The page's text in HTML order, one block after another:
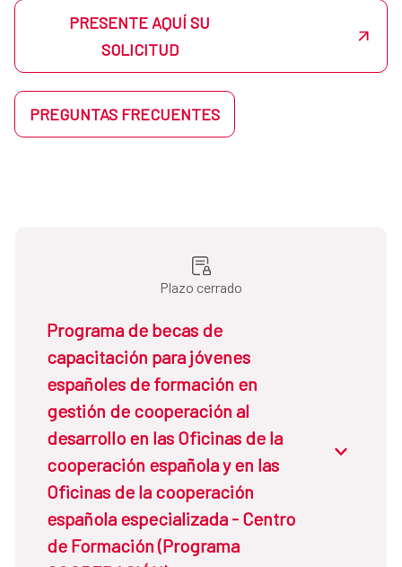
Dotación
con lo establecido en apartado 6.2.2
de la Convocatoria.
LaConvocatoria
las bases y anexos está disponible en
elTexto completo de la convocatoria
PRESENTE AQUÍ SU
SOLICITUD
PREGUNTAS FRECUENTES
Plazo cerrado
Programa de becas de
capacitación para jóvenes
españoles de formación en
gestión de cooperación al
desarrollo en las Oficinas de la
cooperación española y en las
Oficinas de la cooperación
española especializada - Centro
de Formación (Programa